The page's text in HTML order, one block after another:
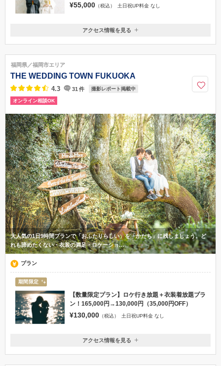
¥55,000 （税込） 土日祝UP料金 なし
福岡県福岡市南区大楠1-32-17-5F
駅下車徒歩30秒
アクセス情報を見る
福岡県／福岡市エリア
THE WEDDING TOWN FUKUOKA
4.3 31 件 撮影レポート掲載中
オンライン相談OK
大人気の1日9時間プランで「おふたりらしい」を「かたち」に残しましょう。ど
れも諦めたくない・衣装の満足・ロケーショ…
プラン
期間限定
【数量限定プラン】ロケ行き放題＋衣装着放題プラ
ン！165,000円→130,000円（35,000円OFF）
¥130,000 （税込） 土日祝UP料金 なし
福岡県福岡市南区清水3-24-33
アクセス情報を見る